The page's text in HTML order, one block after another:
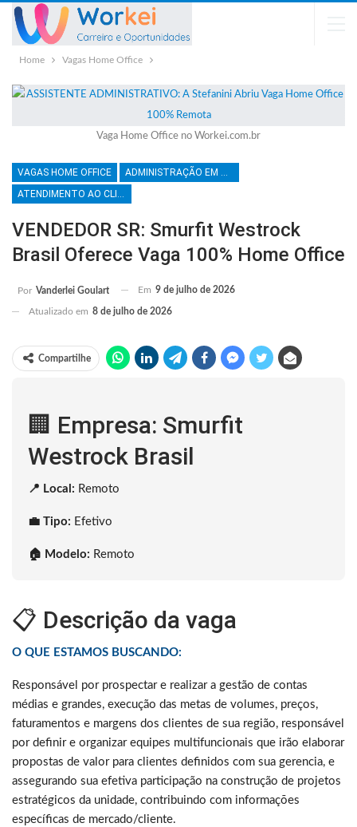
Home Vagas Home Office
Vaga Home Office no Workei.com.br
VAGAS HOME OFFICE
ADMINISTRAÇÃO EM GERAL
ATENDIMENTO AO CLIENTE
VENDEDOR SR: Smurfit Westrock
Brasil Oferece Vaga 100% Home Office
Por Vanderlei Goulart Em 9 de julho de 2026
Atualizado em 8 de julho de 2026
Compartilhe
🏢 Empresa: Smurfit
Westrock Brasil
📍 Local: Remoto
💼 Tipo: Efetivo
🏠 Modelo: Remoto
📋 Descrição da vaga
O QUE ESTAMOS BUSCANDO:
Responsável por prospectar e realizar a gestão de contas
médias e grandes, execução das metas de volumes, preços,
faturamentos e margens dos clientes de sua região, responsável
por definir e organizar equipes multifuncionais que irão elaborar
propostas de valor para clientes definidos com sua gerencia, e
assegurando sua efetiva participação na construção de projetos
estratégicos da unidade, contribuindo com informações
específicas de mercado/cliente.